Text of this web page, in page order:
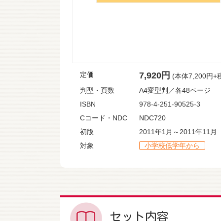
定価 7,920円 (本体7,200円+
判型・頁数
A4変型判／各48ページ
ISBN
978-4-251-90525-3
Cコード・NDC
NDC720
初版
2011年1月～2011年11月
対象
小学校低学年から
セット内容